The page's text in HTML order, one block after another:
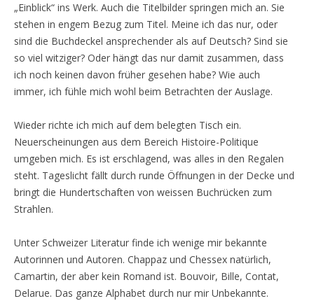
„Einblick“ ins Werk. Auch die Titelbilder springen mich an. Sie
stehen in engem Bezug zum Titel. Meine ich das nur, oder
sind die Buchdeckel ansprechender als auf Deutsch? Sind sie
so viel witziger? Oder hängt das nur damit zusammen, dass
ich noch keinen davon früher gesehen habe? Wie auch
immer, ich fühle mich wohl beim Betrachten der Auslage.
Wieder richte ich mich auf dem belegten Tisch ein.
Neuerscheinungen aus dem Bereich Histoire-Politique
umgeben mich. Es ist erschlagend, was alles in den Regalen
steht. Tageslicht fällt durch runde Öffnungen in der Decke und
bringt die Hundertschaften von weissen Buchrücken zum
Strahlen.
Unter Schweizer Literatur finde ich wenige mir bekannte
Autorinnen und Autoren. Chappaz und Chessex natürlich,
Camartin, der aber kein Romand ist. Bouvoir, Bille, Contat,
Delarue. Das ganze Alphabet durch nur mir Unbekannte.